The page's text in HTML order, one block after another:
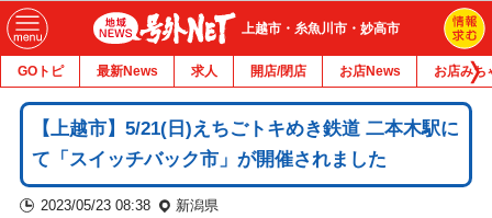
上越市・糸魚川市・妙高市
GOトピ 最新News 求人 開店/閉店 お店News お店みち
【上越市】5/21(日)えちごトキめき鉄道 二本木駅に
て「スイッチバック市」が開催されました
2023/05/23 08:38 新潟県